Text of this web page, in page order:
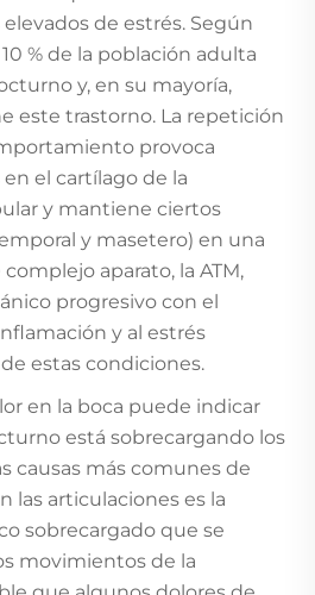
de estrés. Según
% de la población adulta
y, en su mayoría,
este trastorno. La repetición
provoca
el cartílago de la
y mantiene ciertos
y masetero) en una
aparato, la ATM,
progresivo con el
y al estrés
estas condiciones.
en la boca puede indicar
está sobrecargando los
causas más comunes de
las articulaciones es la
sobrecargado que se
movimientos de la